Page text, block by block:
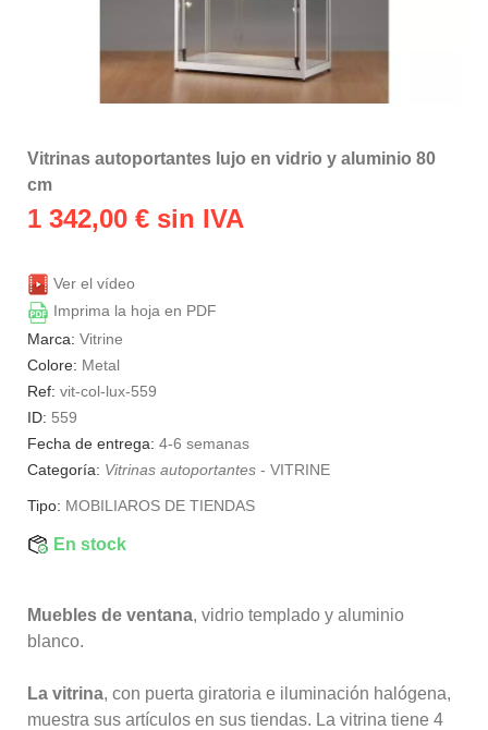
Vitrinas autoportantes lujo en vidrio y aluminio 80
cm
1 342,00 € sin IVA
Ver el vídeo
Imprima la hoja en PDF
Marca: Vitrine
Colore: Metal
Ref: vit-col-lux-559
ID: 559
Fecha de entrega: 4-6 semanas
Categoría: Vitrinas autoportantes - VITRINE
Tipo: MOBILIAROS DE TIENDAS
En stock
Muebles de ventana, vidrio templado y aluminio
blanco.
La vitrina, con puerta giratoria e iluminación halógena,
muestra sus artículos en sus tiendas. La vitrina tiene 4